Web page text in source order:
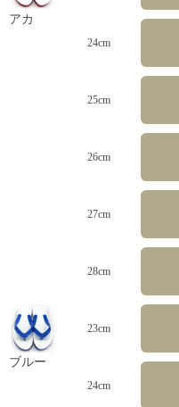
アカ
24cm
25cm
26cm
27cm
28cm
ブルー
23cm
24cm